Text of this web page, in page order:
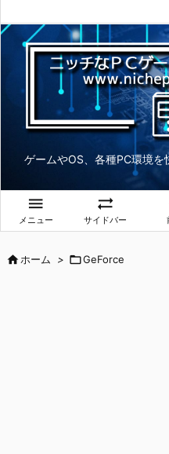
ゲームやOS、各種PC環境

メニュー

サイドバー
ホーム > GeForce